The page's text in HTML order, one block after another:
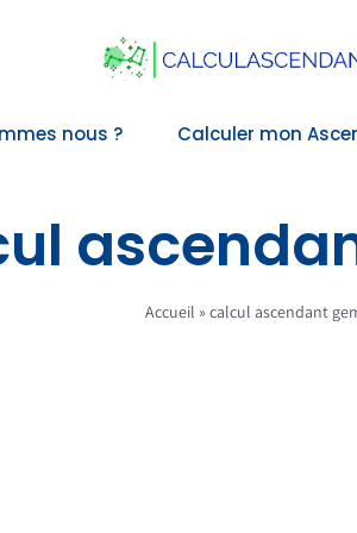
nous ? Calculer mon
Accueil »calcul ascendant